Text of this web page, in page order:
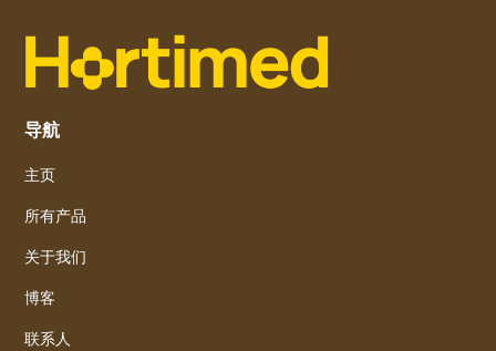
导航
主页
所有产品
关于我们
博客
联系人